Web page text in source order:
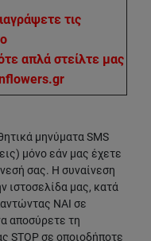
τις
απλά στείλτε μας
μηνύματα SMS
μόνο εάν μας έχετε
σας. Η συναίνεση
ιστοσελίδα μας, κατά
ΝΑΙ σε
αποσύρετε τη
STOP σε οποιοδήποτε